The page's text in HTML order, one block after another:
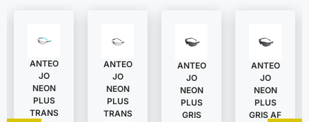
ANTEO
JO
NEON
PLUS
TRANS
ANTEO
JO
NEON
PLUS
TRANS
ANTEO
JO
NEON
PLUS
GRIS
ANTEO
JO
NEON
PLUS
GRIS AF